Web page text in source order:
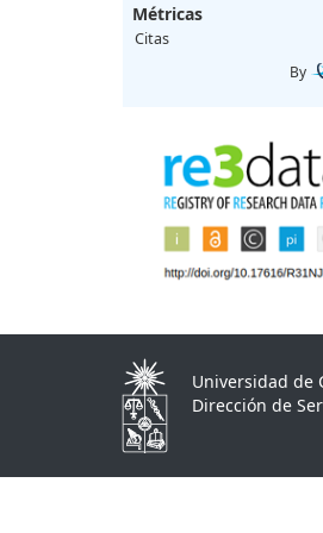
Métricas
Citas
By
Universidad de
Dirección de